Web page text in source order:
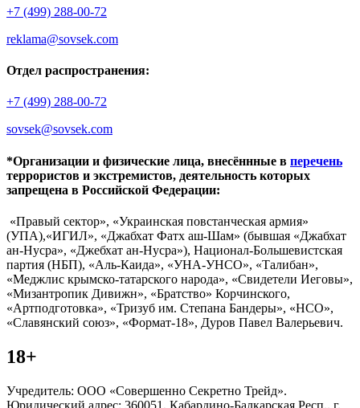
+7 (499) 288-00-72
reklama@sovsek.com
Отдел распространения:
+7 (499) 288-00-72
sovsek@sovsek.com
*Организации и физические лица, внесённные в перечень
террористов и экстремистов, деятельность которых
запрещена в Российской Федерации:
«Правый сектор», «Украинская повстанческая армия»
(УПА),«ИГИЛ», «Джабхат Фатх аш-Шам» (бывшая «Джабхат
ан-Нусра», «Джебхат ан-Нусра»), Национал-Большевистская
партия (НБП), «Аль-Каида», «УНА-УНСО», «Талибан»,
«Меджлис крымско-татарского народа», «Свидетели Иеговы»,
«Мизантропик Дивижн», «Братство» Корчинского,
«Артподготовка», «Тризуб им. Степана Бандеры», «НСО»,
«Славянский союз», «Формат-18», Дуров Павел Валерьевич.
18+
Учредитель: ООО «Совершенно Секретно Трейд».
Юридический адрес: 360051, Кабардино-Балкарская Респ., г.